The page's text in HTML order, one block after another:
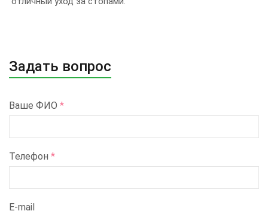
Задать вопрос
Ваше ФИО *
Телефон *
E-mail